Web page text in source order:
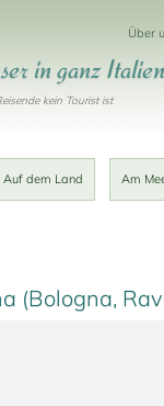
Über
in ganz Italien
kein Tourist ist
Auf dem Land Am
(Bologna,